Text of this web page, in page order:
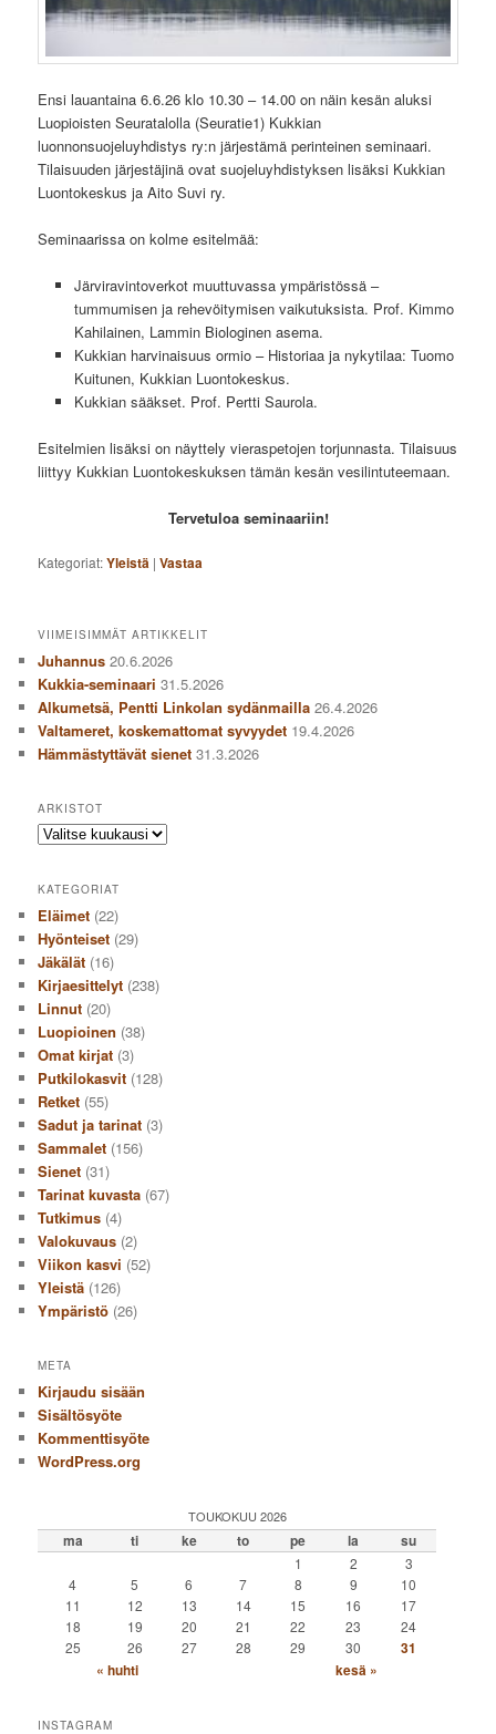
Ensi lauantaina 6.6.26 klo 10.30 – 14.00 on näin kesän aluksi
Luopioisten Seuratalolla (Seuratie1) Kukkian
luonnonsuojeluyhdistys ry:n järjestämä perinteinen seminaari.
Tilaisuuden järjestäjinä ovat suojeluyhdistyksen lisäksi Kukkian
Luontokeskus ja Aito Suvi ry.
Seminaarissa on kolme esitelmää:
Järviravintoverkot muuttuvassa ympäristössä –
tummumisen ja rehevöitymisen vaikutuksista. Prof. Kimmo
Kahilainen, Lammin Biologinen asema.
Kukkian harvinaisuus ormio – Historiaa ja nykytilaa: Tuomo
Kuitunen, Kukkian Luontokeskus.
Kukkian sääkset. Prof. Pertti Saurola.
Esitelmien lisäksi on näyttely vieraspetojen torjunnasta. Tilaisuus
liittyy Kukkian Luontokeskuksen tämän kesän vesilintuteemaan.
Tervetuloa seminaariin!
Kategoriat:Yleistä |Vastaa
VIIMEISIMMÄT ARTIKKELIT
Juhannus 20.6.2026
Kukkia-seminaari 31.5.2026
Alkumetsä, Pentti Linkolan sydänmailla 26.4.2026
Valtameret, koskemattomat syvyydet 19.4.2026
Hämmästyttävät sienet 31.3.2026
ARKISTOT
Arkistot
KATEGORIAT
Eläimet (22)
Hyönteiset (29)
Jäkälät (16)
Kirjaesittelyt (238)
Linnut (20)
Luopioinen (38)
Omat kirjat (3)
Putkilokasvit (128)
Retket (55)
Sadut ja tarinat (3)
Sammalet (156)
Sienet (31)
Tarinat kuvasta (67)
Tutkimus (4)
Valokuvaus (2)
Viikon kasvi (52)
Yleistä (126)
Ympäristö (26)
META
Kirjaudu sisään
Sisältösyöte
Kommenttisyöte
WordPress.org
TOUKOKUU 2026
ma ti ke to pe la su
1 2
3
4
5 6 7 8 9
10
11
12 13 14 15 16
17
18
19 20 21 22 23
24
25
26 27 28 29 30
31
« huhti
kesä »
INSTAGRAM